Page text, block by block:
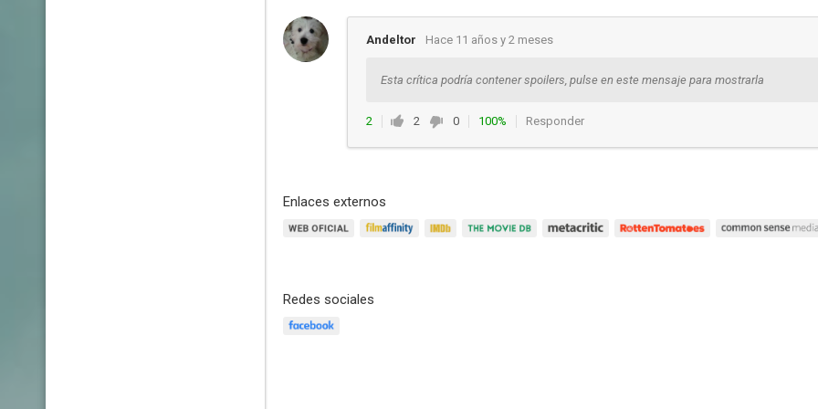
Andeltor Hace 11 años y 2 meses
Esta crítica podría contener spoilers, pulse en este mensaje para mostrarla
2 2 0 100% Responder
Enlaces externos
Redes sociales